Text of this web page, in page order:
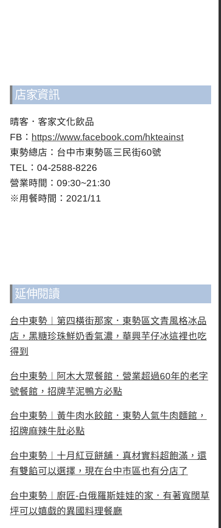
店家資訊
晴客．客家文化飲品
FB： https://www.facebook.com/hkteainst
東勢總店：台中市東勢區三民街60號
TEL：04-2588-8226
營業時間：09:30~21:30
※用餐時間：2021/11
延伸閱讀
台中東勢︱第四橫街那家．東勢區文青風格冰品
店，黑糖珍珠鮮奶香氣濃，華興芋仔冰這裡也吃
得到
台中東勢︱阿木大眾餐館．營業超過60年的老字
號餐館，招牌芋泥鴨方必點
台中東勢︱黃牛肉水餃館．東勢人氣牛肉麵館，
招牌麻辣牛肚必點
台中東勢︱十月紅豆餅舖．真材實料超飽滿，還
有雙餡可以選擇，現在台中市區也有分店了
台中東勢︱廚匠-白俄羅斯娃娃的家．有著寬闊草
坪可以嬉戲的異國料理餐廳